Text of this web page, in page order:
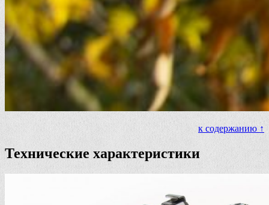
к содержанию ↑
Технические характеристики